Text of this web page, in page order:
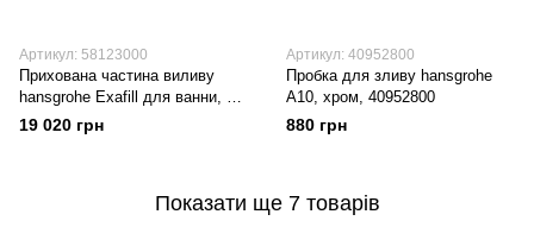
Артикул: 58123000
Прихована частина виливу
hansgrohe Exafill для ванни, з
набором для зливу та
переливу 58123000
19 020 грн
Артикул: 40952800
Пробка для зливу hansgrohe
A10, хром, 40952800
880 грн
Показати ще 7 товарів